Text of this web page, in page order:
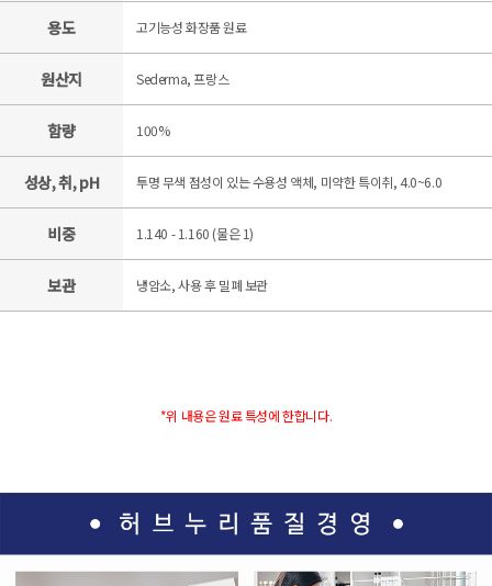
용도 고기능성 화장품 원료
원산지 Sederma, 프랑스
함량 100%
성상, 취, pH 투명 무색 점성이 있는 수용성 액체, 미약한 특이취, 4.0~6.0
비중 1.140 - 1.160 (물은 1)
보관 냉암소, 사용 후 밀폐 보관
*위 내용은 원료 특성에 한합니다.